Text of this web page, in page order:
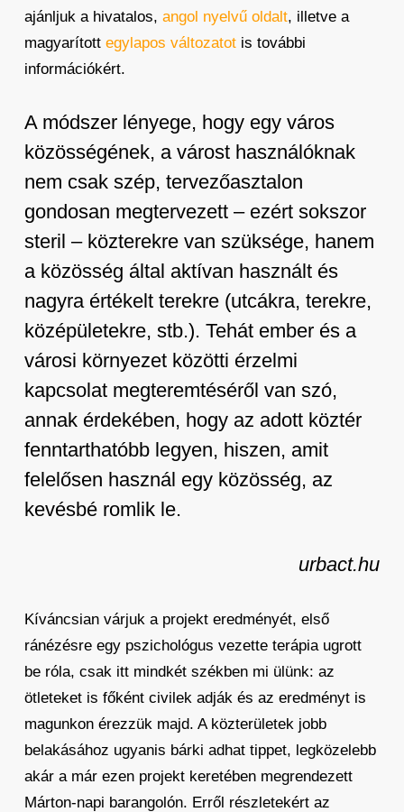
ajánljuk a hivatalos, angol nyelvű oldalt, illetve a
magyarított egylapos változatotis további
információkért.
A módszer lényege, hogy egy város
közösségének, a várost használóknak
nem csak szép, tervezőasztalon
gondosan megtervezett – ezért sokszor
steril – közterekre van szüksége, hanem
a közösség által aktívan használt és
nagyra értékelt terekre (utcákra, terekre,
középületekre, stb.). Tehát ember és a
városi környezet közötti érzelmi
kapcsolat megteremtéséről van szó,
annak érdekében, hogy az adott köztér
fenntarthatóbb legyen, hiszen, amit
felelősen használ egy közösség, az
kevésbé romlik le.
urbact.hu
Kíváncsian várjuk a projekt eredményét, első
ránézésre egy pszichológus vezette terápia ugrott
be róla, csak itt mindkét székben mi ülünk: az
ötleteket is főként civilek adják és az eredményt is
magunkon érezzük majd. A közterületek jobb
belakásához ugyanis bárki adhat tippet, legközelebb
akár a már ezen projekt keretében megrendezett
Márton-napi barangolón. Erről részletekért az